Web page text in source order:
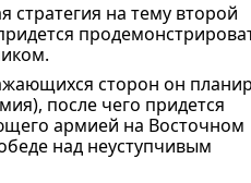
стратегия на тему второй
сторон он
после чего придется
армией на Восточном
над неуступчивым